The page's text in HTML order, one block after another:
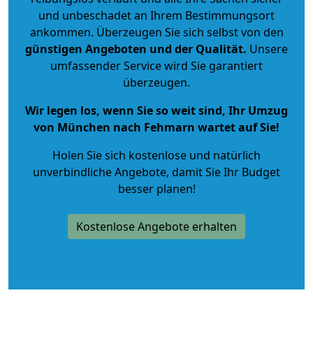
und unbeschadet an Ihrem Bestimmungsort
ankommen. Überzeugen Sie sich selbst von den
günstigen Angeboten und der Qualität. Unsere
umfassender Service wird Sie garantiert
überzeugen.
Wir legen los, wenn Sie so weit sind, Ihr Umzug
von München nach Fehmarn wartet auf Sie!
Holen Sie sich kostenlose und natürlich
unverbindliche Angebote, damit Sie Ihr Budget
besser planen!
Kostenlose Angebote erhalten